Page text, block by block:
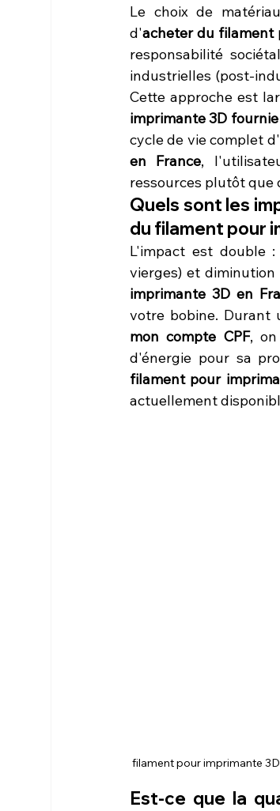
Le choix de
d'acheter du filament
responsabilité
industrielles (post-
Cette approche est
imprimante 3D
cycle de vie complet
en France,
ressources plutôt que
Quels sont les
du filament pour
L'impact est double
vierges) et diminution
imprimante 3D en
votre bobine. Durant
mon compte CPF, on
d'énergie pour sa
filament pour
actuellement
filament pour imprimante
Est-ce que la